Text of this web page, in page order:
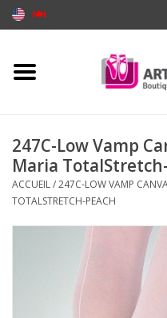
Accueil
Vêtements
247C-Low Vamp
Maria TotalStretch-
ACCUEIL/247C-LOW VAMP
TOTALSTRETCH-PEACH